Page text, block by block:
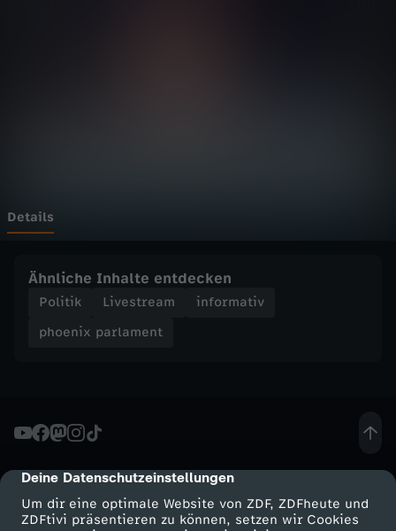
cmp-dialog-description
Deine Datenschutzeinstellungen
Um dir eine optimale Website von ZDF, ZDFheute und
ZDFtivi präsentieren zu können, setzen wir Cookies
m
n
A
F
D
Details
Ähnliche Inhalte entdecken
Politik Livestream
informativ
phoenix parlament